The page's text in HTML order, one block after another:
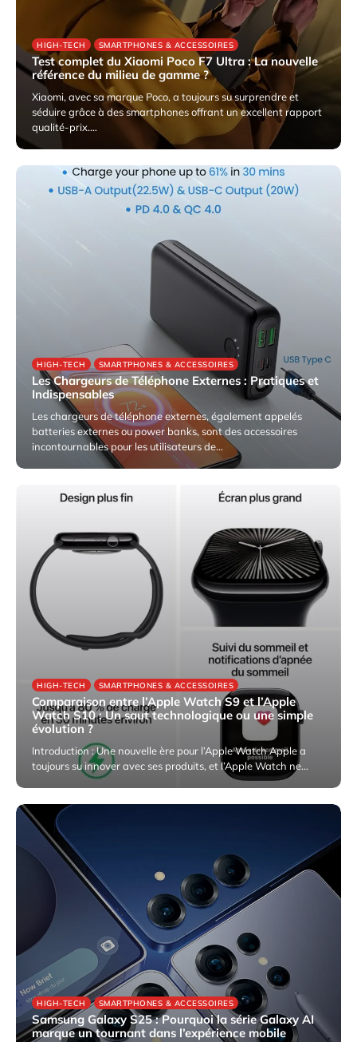
HIGH-TECH SMARTPHONES & ACCESSOIRES
Test complet du Xiaomi Poco F7 Ultra : La nouvelle
référence du milieu de gamme ?
Xiaomi, avec sa marque Poco, a toujours su surprendre et
séduire grâce à des smartphones offrant un excellent rapport
qualité-prix.…
6 avril 2025
HIGH-TECH SMARTPHONES & ACCESSOIRES
Les Chargeurs de Téléphone Externes : Pratiques et
Indispensables
Les chargeurs de téléphone externes, également appelés
batteries externes ou power banks, sont des accessoires
incontournables pour les utilisateurs de…
5 avril 2025
HIGH-TECH SMARTPHONES & ACCESSOIRES
Comparaison entre l’Apple Watch S9 et l’Apple
Watch S10 : Un saut technologique ou une simple
évolution ?
Introduction : Une nouvelle ère pour l’Apple Watch Apple a
toujours su innover avec ses produits, et l’Apple Watch ne…
5 avril 2025
HIGH-TECH SMARTPHONES & ACCESSOIRES
Samsung Galaxy S25 : Pourquoi la série Galaxy AI
marque un tournant dans l’expérience mobile